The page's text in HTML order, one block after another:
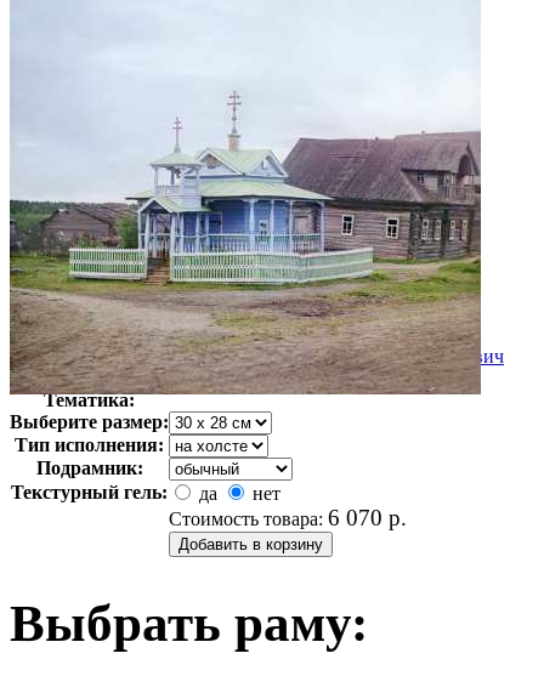
Автор:
Прокудин-Горский Сергей Михайлович
Арт-стиль
Ретро-Фотографии
Тематика:
Выберите размер:
Тип исполнения:
Подрамник:
Текстурный гель:
да
нет
Стоимость товара: 6 070 р.
Выбрать раму: